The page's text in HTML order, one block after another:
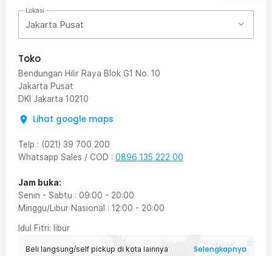
Lokasi
Jakarta Pusat
Toko
Bendungan Hilir Raya Blok G1 No. 10
Jakarta Pusat
DKI Jakarta 10210
Lihat google maps
Telp : (021) 39 700 200
Whatsapp Sales / COD : 0896 135 222 00
Jam buka:
Senin - Sabtu : 09:00 - 20:00
Minggu/Libur Nasional : 12:00 - 20:00
Idul Fitri: libur
Beli langsung/self pickup di kota lainnya Selengkapnya